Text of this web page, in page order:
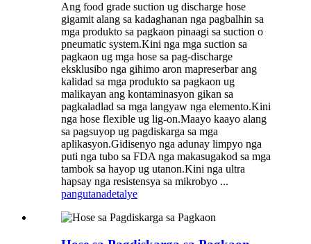
Ang food grade suction ug discharge hose
gigamit alang sa kadaghanan nga pagbalhin sa
mga produkto sa pagkaon pinaagi sa suction o
pneumatic system.Kini nga mga suction sa
pagkaon ug mga hose sa pag-discharge
eksklusibo nga gihimo aron mapreserbar ang
kalidad sa mga produkto sa pagkaon ug
malikayan ang kontaminasyon gikan sa
pagkaladlad sa mga langyaw nga elemento.Kini
nga hose flexible ug lig-on.Maayo kaayo alang
sa pagsuyop ug pagdiskarga sa mga
aplikasyon.Gidisenyo nga adunay limpyo nga
puti nga tubo sa FDA nga makasugakod sa mga
tambok sa hayop ug utanon.Kini nga ultra
hapsay nga resistensya sa mikrobyo ...
pangutanadetalye